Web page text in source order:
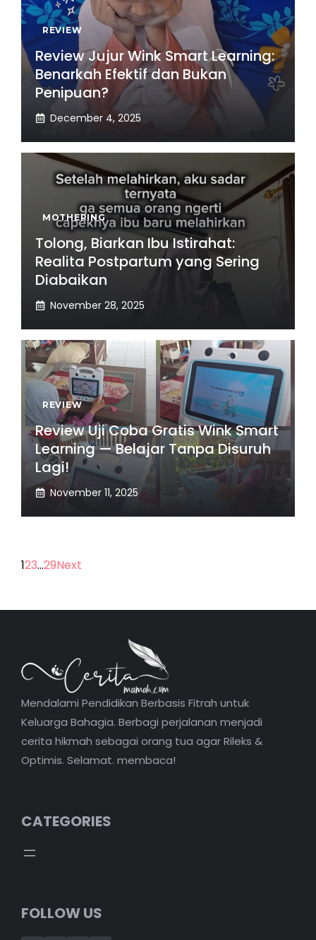
REVIEW
Review Jujur Wink Smart Learning:
Benarkah Efektif dan Bukan
Penipuan?
December 4, 2025
MOTHERING
Tolong, Biarkan Ibu Istirahat:
Realita Postpartum yang Sering
Diabaikan
November 28, 2025
REVIEW
Review Uji Coba Gratis Wink Smart
Learning — Belajar Tanpa Disuruh
Lagi!
November 11, 2025
123…29Next
Mendalami Pendidikan Berbasis Fitrah untuk
Keluarga Bahagia. Berbagi perjalanan menjadi
cerita hikmah sebagai orang tua agar Rileks &
Optimis. Selamat. membaca!
CATEGORIES
FOLLOW US